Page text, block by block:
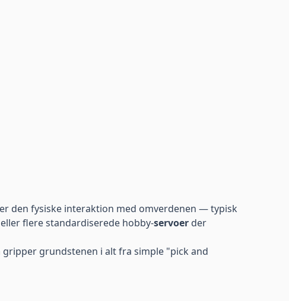
den fysiske interaktion med omverdenen — typisk
flere standardiserede hobby-servoer der
gripper grundstenen i alt fra simple "pick and